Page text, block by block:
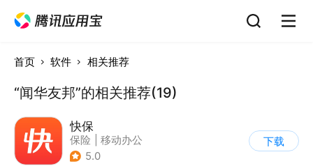
首页 软件 相关推荐
“闻华友邦”的相关推荐(19)
快保
保险
移动办公
5.0
下载